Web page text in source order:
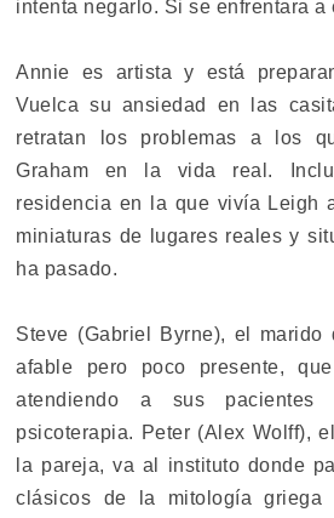
intenta negarlo. Si se enfrentara a
Annie es artista y está
Vuelca su ansiedad en las
retratan los problemas a los
Graham en la vida real.
residencia en la que vivía Leigh
miniaturas de lugares reales y
ha pasado.
Steve (Gabriel Byrne), el
afable pero poco presente,
atendiendo a sus
psicoterapia. Peter (Alex Wolff),
la pareja, va al instituto donde
clásicos de la mitología griega